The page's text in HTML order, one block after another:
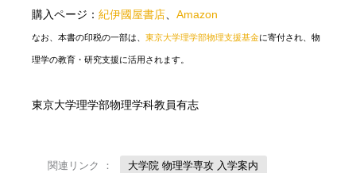
購入ページ： 紀伊國屋書店 Amazon
なお、本書の印税の一部は、 東京大学理学部物理支援基金に寄付され、物
理学の教育・研究支援に活用されます。
東京大学理学部物理学科教員有志
関連リンク ： 大学院 物理学専攻 入学案内